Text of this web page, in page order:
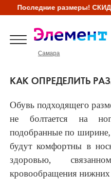
Последние размеры! СКИДКИ
Самара
КАК ОПРЕДЕЛИТЬ
Обувь подходящего
не болтается на
подобранные по
будут комфортны в
здоровью,
кровообращения нижних